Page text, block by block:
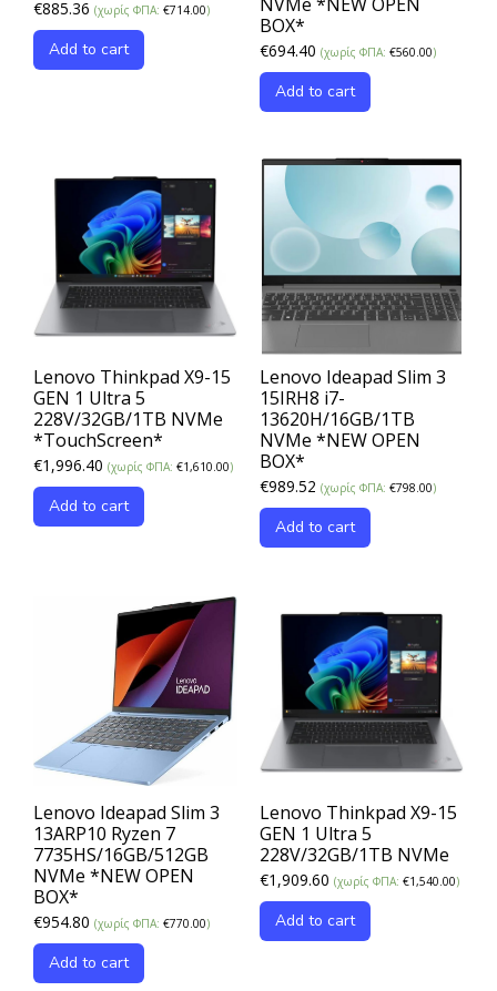
€885.36 (χωρίς ΦΠΑ: €714.00)
Add to cart
BOX*
€694.40 (χωρίς ΦΠΑ: €560.00)
Add to cart
Lenovo Thinkpad X9-15
GEN 1 Ultra 5
228V/32GB/1TB NVMe
*TouchScreen*
€1,996.40 (χωρίς ΦΠΑ: €1,610.00)
Add to cart
Lenovo Ideapad Slim 3
15IRH8 i7-
13620H/16GB/1TB
NVMe *NEW OPEN
BOX*
€989.52 (χωρίς ΦΠΑ: €798.00)
Add to cart
Lenovo Ideapad Slim 3
13ARP10 Ryzen 7
7735HS/16GB/512GB
NVMe *NEW OPEN
BOX*
€954.80 (χωρίς ΦΠΑ: €770.00)
Add to cart
Lenovo Thinkpad X9-15
GEN 1 Ultra 5
228V/32GB/1TB NVMe
€1,909.60 (χωρίς ΦΠΑ: €1,540.00)
Add to cart